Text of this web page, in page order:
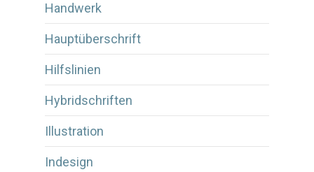
Handwerk
Hauptüberschrift
Hilfslinien
Hybridschriften
Illustration
Indesign